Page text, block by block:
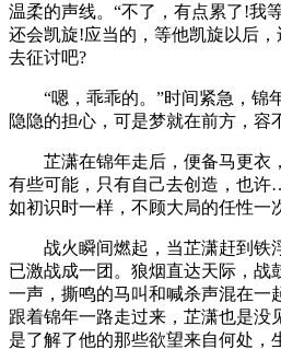
温柔的声线。“不了，有点累了!我
还会凯旋!应当的，等他凯旋以后
去征讨吧?
“嗯，乖乖的。”时间紧急，锦
隐隐的担心，可是梦就在前方，容
芷潇在锦年走后，便备马更衣，
有些可能，只有自己去创造，也
如初识时一样，不顾大局的任性一
战火瞬间燃起，当芷潇赶到铁
已激战成一团。狼烟直达天际，战
一声，撕鸣的马叫和喊杀声混在一
跟着锦年一路走过来，芷潇也是没
是了解了他的那些欲望来自何处，